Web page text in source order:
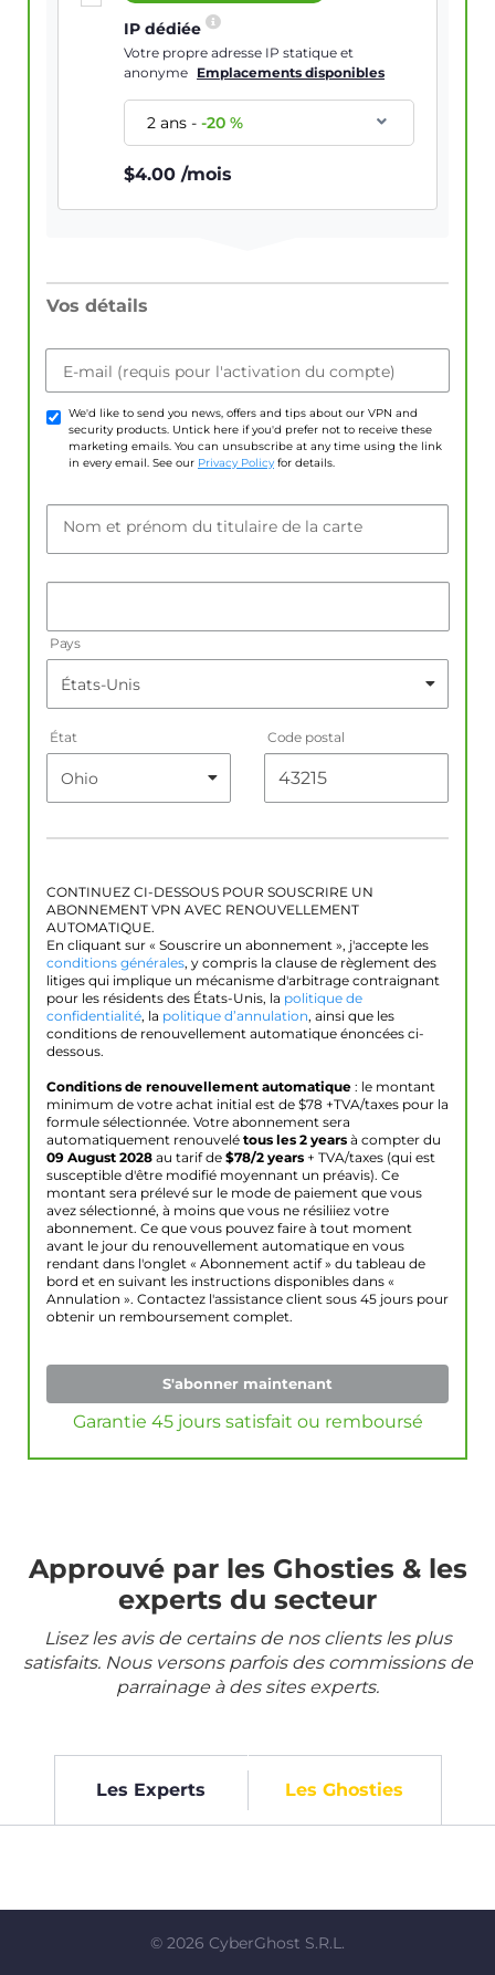
IP dédiée
Votre propre adresse IP statique et
anonyme Emplacements disponibles
2 ans--20 %
$4.00 /mois
Vos détails
E-mail (requis pour l'activation du compte)
We'd like to send you news, offers and tips about our VPN and
security products. Untick here if you'd prefer not to receive these
marketing emails. You can unsubscribe at any time using the link
in every email. See our Privacy Policy for details.
Nom et prénom du titulaire de la carte
Pays
État Code postal
CONTINUEZ CI-DESSOUS POUR SOUSCRIRE UN
ABONNEMENT VPN AVEC RENOUVELLEMENT
AUTOMATIQUE.
En cliquant sur « Souscrire un abonnement », j'accepte les
conditions générales, y compris la clause de règlement des
litiges qui implique un mécanisme d'arbitrage contraignant
pour les résidents des États-Unis, la politique de
confidentialité, la politique d’annulation, ainsi que les
conditions de renouvellement automatique énoncées ci-
dessous.
Conditions de renouvellement automatique : le montant
minimum de votre achat initial est de $78 +TVA/taxes pour la
formule sélectionnée. Votre abonnement sera
automatiquement renouvelé tous les 2 years à compter du
09 August 2028 au tarif de $78/2 years + TVA/taxes (qui est
susceptible d'être modifié moyennant un préavis). Ce
montant sera prélevé sur le mode de paiement que vous
avez sélectionné, à moins que vous ne résiliiez votre
abonnement. Ce que vous pouvez faire à tout moment
avant le jour du renouvellement automatique en vous
rendant dans l'onglet « Abonnement actif » du tableau de
bord et en suivant les instructions disponibles dans «
Annulation ». Contactez l'assistance client sous 45 jours pour
obtenir un remboursement complet.
S'abonner maintenant
Garantie 45 jours satisfait ou remboursé
Approuvé par les Ghosties & les
experts du secteur
Lisez les avis de certains de nos clients les plus
satisfaits. Nous versons parfois des commissions de
parrainage à des sites experts.
Les Experts Les Ghosties
© 2026 CyberGhost S.R.L.